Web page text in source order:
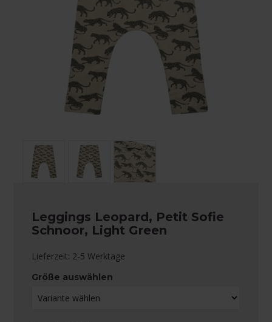
Leggings Leopard, Petit Sofie
Schnoor, Light Green
Lieferzeit: 2-5 Werktage
Größe auswählen